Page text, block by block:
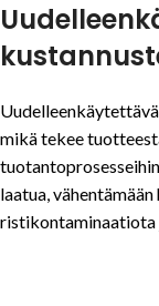
mikä tekee
laatua,
ristikontaminaatiota